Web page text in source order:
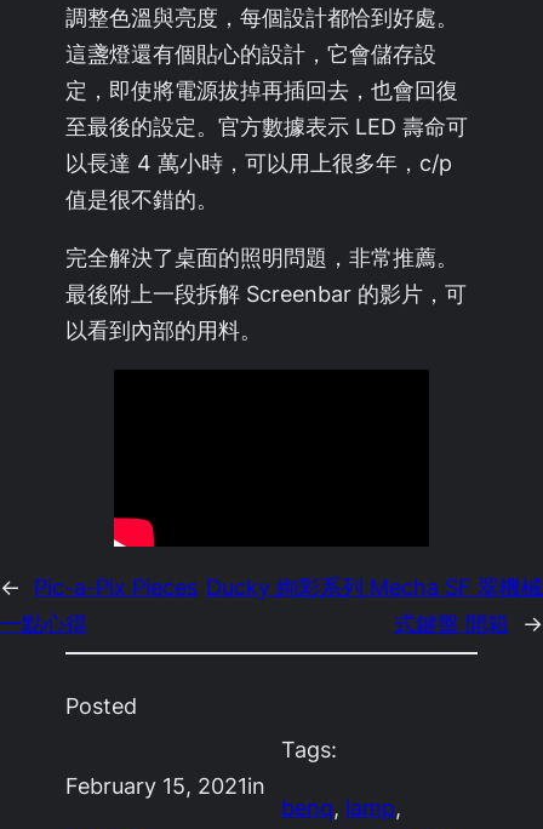
調整色溫與亮度，每個設計都恰到好處。
這盞燈還有個貼心的設計，它會儲存設
定，即使將電源拔掉再插回去，也會回復
至最後的設定。官方數據表示 LED 壽命可
以長達 4 萬小時，可以用上很多年，c/p
值是很不錯的。
完全解決了桌面的照明問題，非常推薦。
最後附上一段拆解 Screenbar 的影片，可
以看到內部的用料。
←
Pic-a-Pix Pieces
一點心得
Ducky 絢彩系列 Mecha SF 翠機械
式鍵盤 開箱
→
Posted
February 15, 2021in
Tags:
benq, lamp